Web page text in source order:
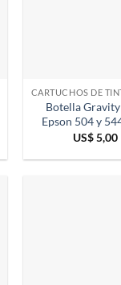
Botella
Epson 504 y
US$5,00